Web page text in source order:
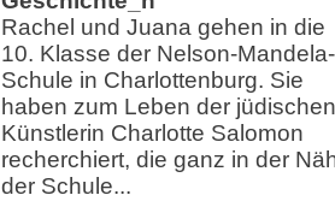
Rachel und Juana gehen in die
10. Klasse der Nelson-Mandela-
Schule in Charlottenburg. Sie
haben zum Leben der jüdischen
Künstlerin Charlotte Salomon
recherchiert, die ganz in der
der Schule...